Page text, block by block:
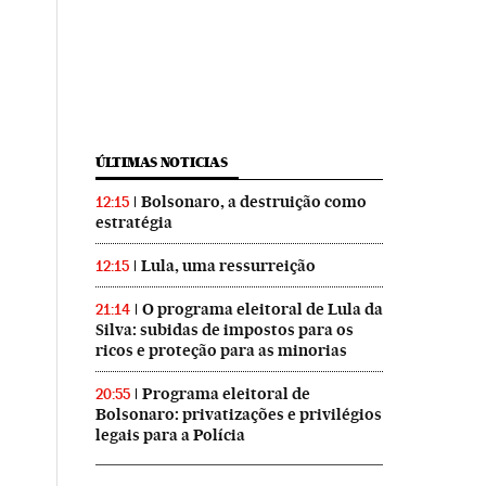
ÚLTIMAS NOTICIAS
12:15
Bolsonaro, a destruição como
estratégia
12:15 Lula, uma ressurreição
21:14
O programa eleitoral de Lula da
Silva: subidas de impostos para os
ricos e proteção para as minorias
20:55
Programa eleitoral de
Bolsonaro: privatizações e privilégios
legais para a Polícia